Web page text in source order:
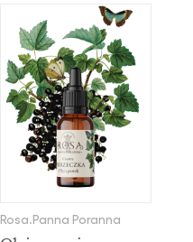
Rosa.Panna Poranna